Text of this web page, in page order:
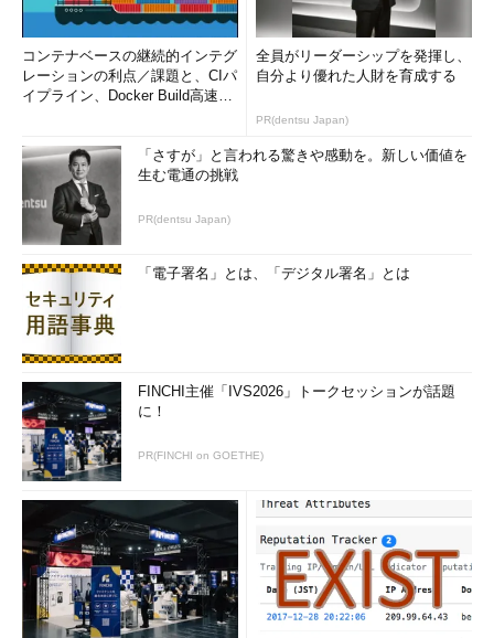
コンテナベースの継続的インテグ
レーションの利点／課題と、CIパ
イプライン、Docker Build高速化
全員がリーダーシップを発揮し、
自分より優れた人財を育成する
PR(dentsu Japan)
「さすが」と言われる驚きや感動を。新しい価値を
生む電通の挑戦
PR(dentsu Japan)
「電子署名」とは、「デジタル署名」とは
FINCHI主催「IVS2026」トークセッションが話題
に！
PR(FINCHI on GOETHE)